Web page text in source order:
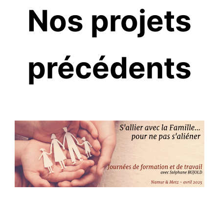
Nos projets
précédents